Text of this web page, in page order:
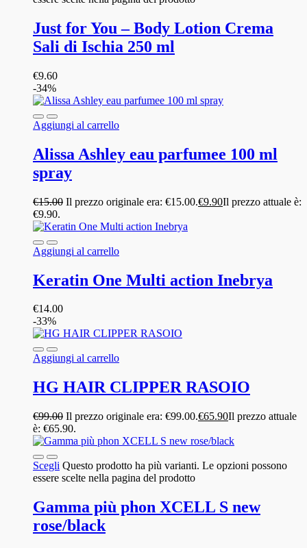
Just for You – Body Lotion Crema
Sali di Ischia 250 ml
€9.60
-34%
Aggiungi al carrello
Alissa Ashley eau parfumee 100 ml
spray
€15.00 Il prezzo originale era: €15.00.€9.90Il prezzo attuale è:
€9.90.
Aggiungi al carrello
Keratin One Multi action Inebrya
€14.00
-33%
Aggiungi al carrello
HG HAIR CLIPPER RASOIO
€99.00 Il prezzo originale era: €99.00.€65.90Il prezzo attuale
è: €65.90.
Scegli Questo prodotto ha più varianti. Le opzioni possono
essere scelte nella pagina del prodotto
Gamma più phon XCELL S new
rose/black